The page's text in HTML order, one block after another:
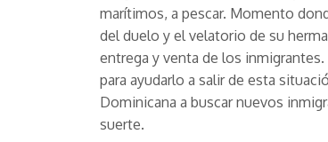
marítimos, a pescar. Momento
del duelo y el velatorio de su
entrega y venta de los
para ayudarlo a salir de esta
Dominicana a buscar nuevos
suerte.